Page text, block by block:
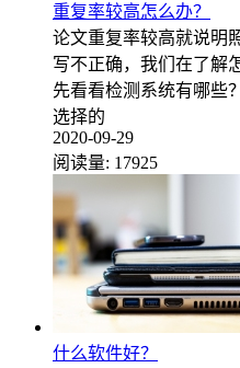
重复率较高怎么办？
论文重复率较高就说明
写不正确，我们在了解
先看看检测系统有哪些
选择的
2020-09-29
阅读量: 17925
什么软件好？